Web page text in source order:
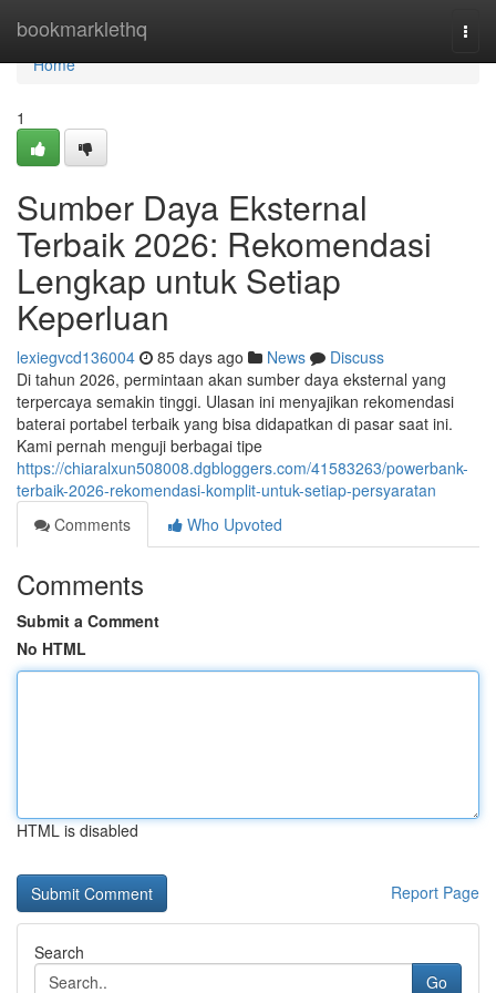
bookmarklethq
Home
Home
1
Sumber Daya Eksternal
Terbaik 2026: Rekomendasi
Lengkap untuk Setiap
Keperluan
lexiegvcd136004 85 days ago News
Discuss
Di tahun 2026, permintaan akan sumber daya eksternal yang
terpercaya semakin tinggi. Ulasan ini menyajikan rekomendasi
baterai portabel terbaik yang bisa didapatkan di pasar saat ini.
Kami pernah menguji berbagai tipe
https://chiaralxun508008.dgbloggers.com/41583263/powerbank-
terbaik-2026-rekomendasi-komplit-untuk-setiap-persyaratan
Comments
Who Upvoted
Comments
Submit a Comment
No HTML
HTML is disabled
Report Page
Search
Go